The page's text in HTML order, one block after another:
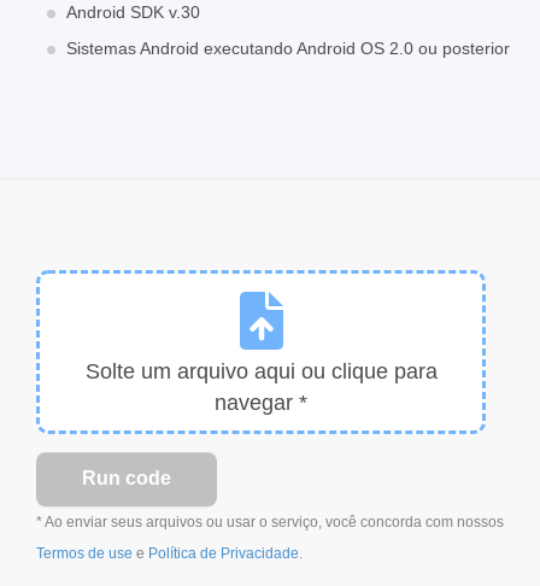
Android SDK v.30
Sistemas Android executando Android OS 2.0 ou posterior
Solte um arquivo aqui ou clique para
navegar *
* Ao enviar seus arquivos ou usar o serviço, você concorda com nossos
Termos de use e Política de Privacidade